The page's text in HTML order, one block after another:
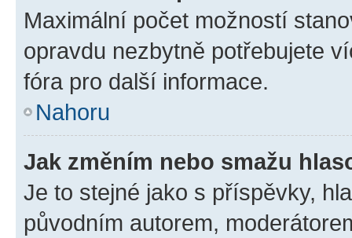
Maximální počet možností
opravdu nezbytně potřebujete
fóra pro další informace.
Nahoru
Jak změním nebo smažu
Je to stejné jako s příspěvky,
původním autorem,